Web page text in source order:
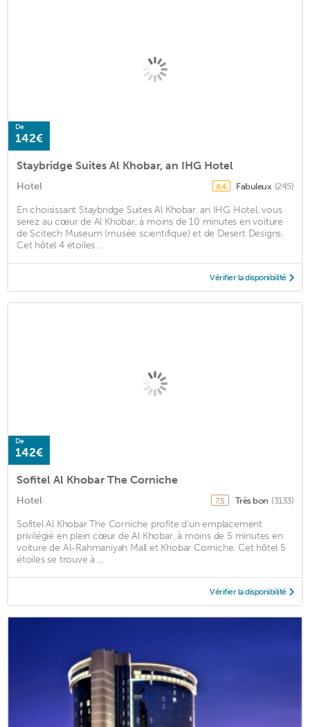
De
142€
Staybridge Suites Al Khobar, an IHG Hotel
Hotel 8,4 Fabuleux (245)
En choisissant Staybridge Suites Al Khobar, an IHG Hotel, vous
serez au cœur de Al Khobar, à moins de 10 minutes en voiture
de Scitech Museum (musée scientifique) et de Desert Designs.
Cet hôtel 4 étoiles ...
Vérifier la disponibilité
De
142€
Sofitel Al Khobar The Corniche
Hotel 7,5 Très bon (3133)
Sofitel Al Khobar The Corniche profite d'un emplacement
privilégié en plein cœur de Al Khobar, à moins de 5 minutes en
voiture de Al-Rahmaniyah Mall et Khobar Corniche. Cet hôtel 5
étoiles se trouve à ...
Vérifier la disponibilité